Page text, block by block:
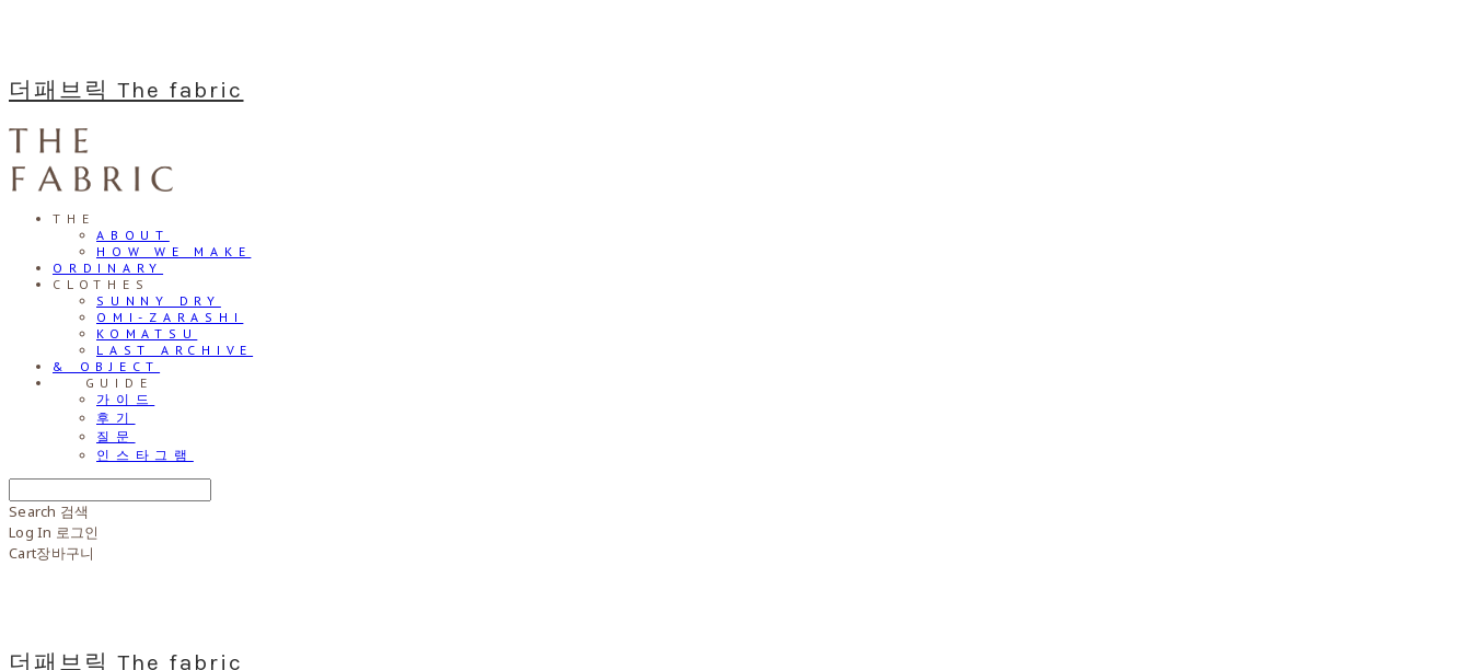
더패브릭 The fabric
THE
ABOUT
HOW WE MAKE
ORDINARY
CLOTHES
SUNNY DRY
OMI-ZARASHI
KOMATSU
LAST ARCHIVE
& OBJECT
⠀⠀GUIDE
가이드
후기
질문
인스타그램
Search 검색
Log In 로그인
Cart장바구니
더패브릭 The fabric